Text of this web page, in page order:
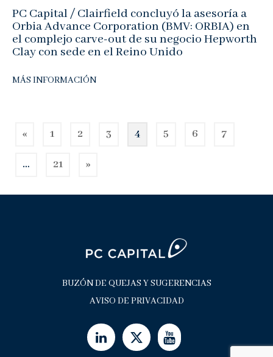
PC Capital / Clairfield concluyó la asesoría a
Orbia Advance Corporation (BMV: ORBIA) en
el complejo carve-out de su negocio Hepworth
Clay con sede en el Reino Unido
MÁS INFORMACIÓN
PAGINACIÓN
ENTRADAS
« 1 2 3 4 5 6 7
… 21 »
BUZÓN DE QUEJAS Y SUGERENCIAS
AVISO DE PRIVACIDAD